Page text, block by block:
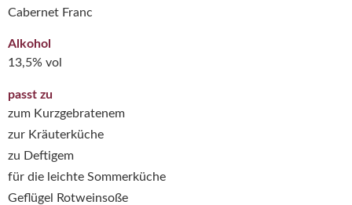
Cabernet Franc
Alkohol
13,5% vol
passt zu
zum Kurzgebratenem
zur Kräuterküche
zu Deftigem
für die leichte Sommerküche
Geflügel Rotweinsoße